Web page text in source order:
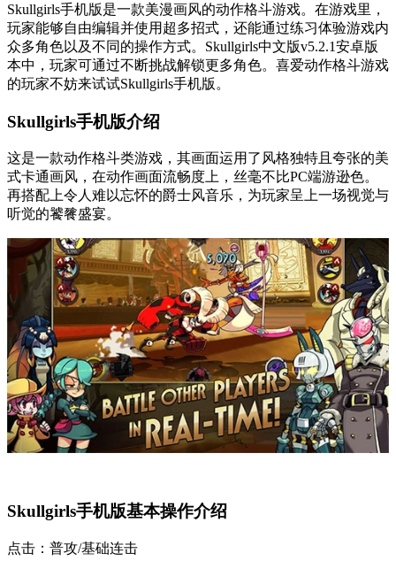
Skullgirls手机版是一款美漫画风的动作格斗游戏。在游戏里，
玩家能够自由编辑并使用超多招式，还能通过练习体验游戏内
众多角色以及不同的操作方式。Skullgirls中文版v5.2.1安卓版
本中，玩家可通过不断挑战解锁更多角色。喜爱动作格斗游戏
的玩家不妨来试试Skullgirls手机版。
Skullgirls手机版介绍
这是一款动作格斗类游戏，其画面运用了风格独特且夸张的美
式卡通画风，在动作画面流畅度上，丝毫不比PC端游逊色。
再搭配上令人难以忘怀的爵士风音乐，为玩家呈上一场视觉与
听觉的饕餮盛宴。
Skullgirls手机版基本操作介绍
点击：普攻/基础连击